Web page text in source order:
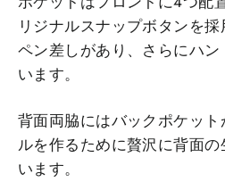
リジナルスナップボタンを
ペン差しがあり、さらにハ
います。
背面両脇にはバックポケッ
ルを作るために贅沢に背面
います。